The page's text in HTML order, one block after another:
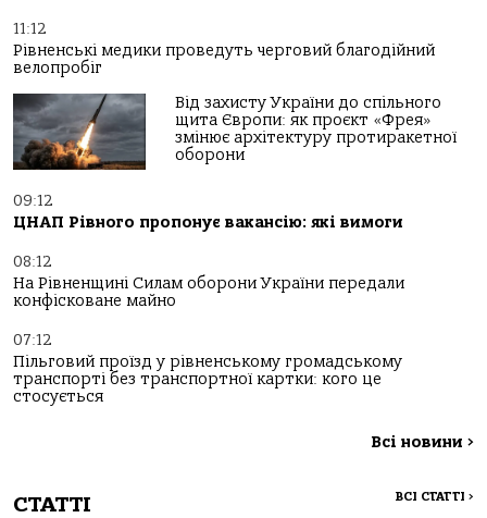
11:12
Рівненські медики проведуть черговий благодійний
велопробіг
Від захисту України до спільного
щита Європи: як проєкт «Фрея»
змінює архітектуру протиракетної
оборони
09:12
ЦНАП Рівного пропонує вакансію: які вимоги
08:12
На Рівненщині Силам оборони України передали
конфісковане майно
07:12
Пільговий проїзд у рівненському громадському
транспорті без транспортної картки: кого це
стосується
Всі новини >
СТАТТІ ВСІ СТАТТІ >